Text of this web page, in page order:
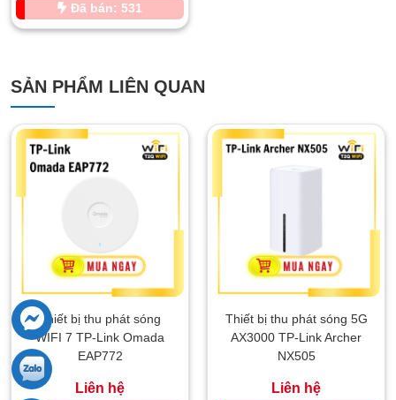
Đã bán: 531
SẢN PHẨM LIÊN QUAN
Thiết bị thu phát sóng
WIFI 7 TP-Link Omada
EAP772
Liên hệ
Thiết bị thu phát sóng 5G
AX3000 TP-Link Archer
NX505
Liên hệ